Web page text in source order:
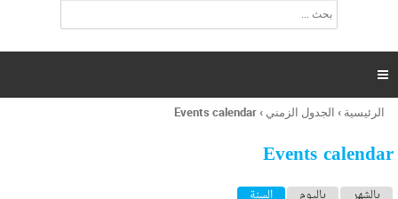
ت
ر
ل
ح
ب

أنت
هنا
الرئيسية › الجدول الزمني ›
Events calendar
Events calendar